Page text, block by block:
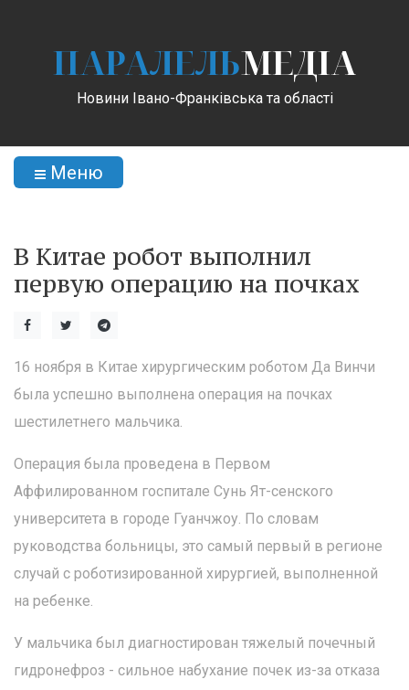
ПАРАЛЕЛЬМЕДІА
Новини Івано-Франківська та області
Меню
В Китае робот выполнил
первую операцию на почках
16 ноября в Китае хирургическим роботом Да Винчи
была успешно выполнена операция на почках
шестилетнего мальчика.
Операция была проведена в Первом
Аффилированном госпитале Сунь Ят-сенского
университета в городе Гуанчжоу. По словам
руководства больницы, это самый первый в регионе
случай с роботизированной хирургией, выполненной
на ребенке.
У мальчика был диагностирован тяжелый почечный
гидронефроз - сильное набухание почек из-за отказа